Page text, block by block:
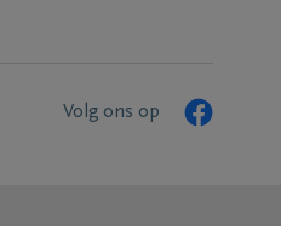
Volg ons op